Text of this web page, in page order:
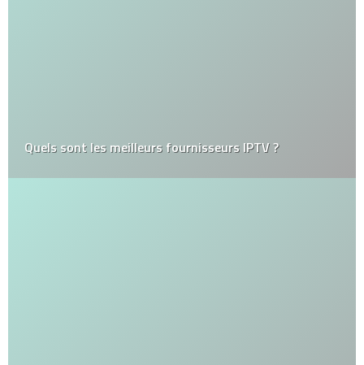
Quels sont les meilleurs fournisseurs IPTV ?